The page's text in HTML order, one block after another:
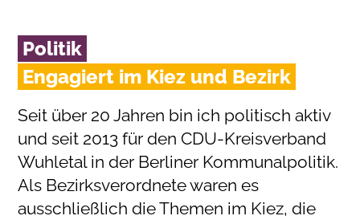
Politik
Engagiert im Kiez und Bezirk
Seit über 20 Jahren bin ich politisch aktiv
und seit 2013 für den CDU-Kreisverband
Wuhletal in der Berliner Kommunalpolitik.
Als Bezirksverordnete waren es
ausschließlich die Themen im Kiez, die